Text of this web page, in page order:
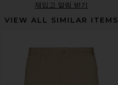
재입고 알림 받기
VIEW ALL SIMILAR ITEMS